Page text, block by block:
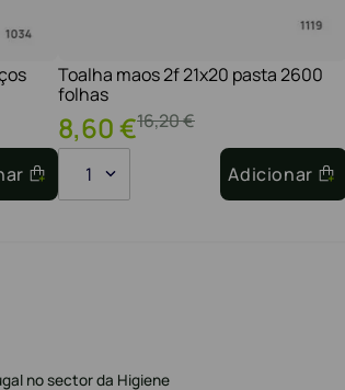
Toalha maos 2f 21x20 pasta 2600
folhas
16,20€
8,60€
1 Adicionar
no sector da Higiene